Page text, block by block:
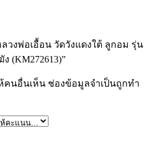
วงพ่อเอื้อน วัดวังแดงใต้ ลูกอม รุ่น
(KM272613)”
คนอื่นเห็น ช่องข้อมูลจำเป็นถูกทำ